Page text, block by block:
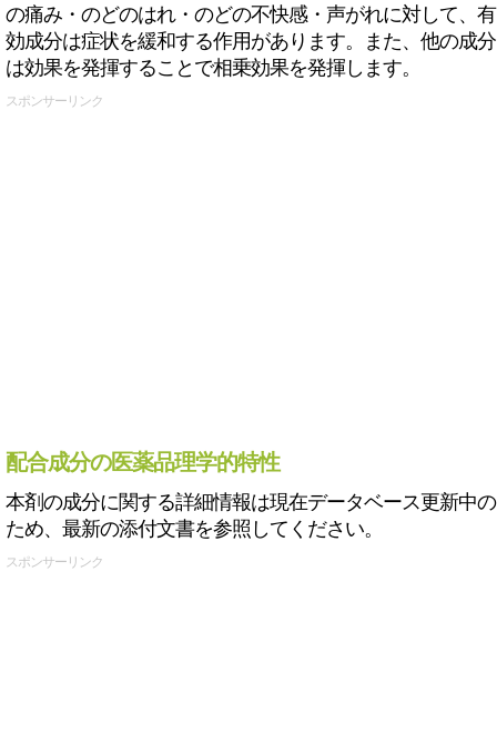
の痛み・のどのはれ・のどの不快感・声がれに対して、有
効成分は症状を緩和する作用があります。また、他の成分
は効果を発揮することで相乗効果を発揮します。
スポンサーリンク
配合成分の医薬品理学的特性
本剤の成分に関する詳細情報は現在データベース更新中の
ため、最新の添付文書を参照してください。
スポンサーリンク